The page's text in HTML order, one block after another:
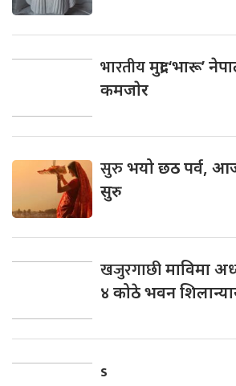
भारतीयमुद्रा ‘भारू’
कमजाेर
सुरुभयो छठ पर्व,
सुरु
खजुरगाछीमाविमा
४ कोठे भवन
s